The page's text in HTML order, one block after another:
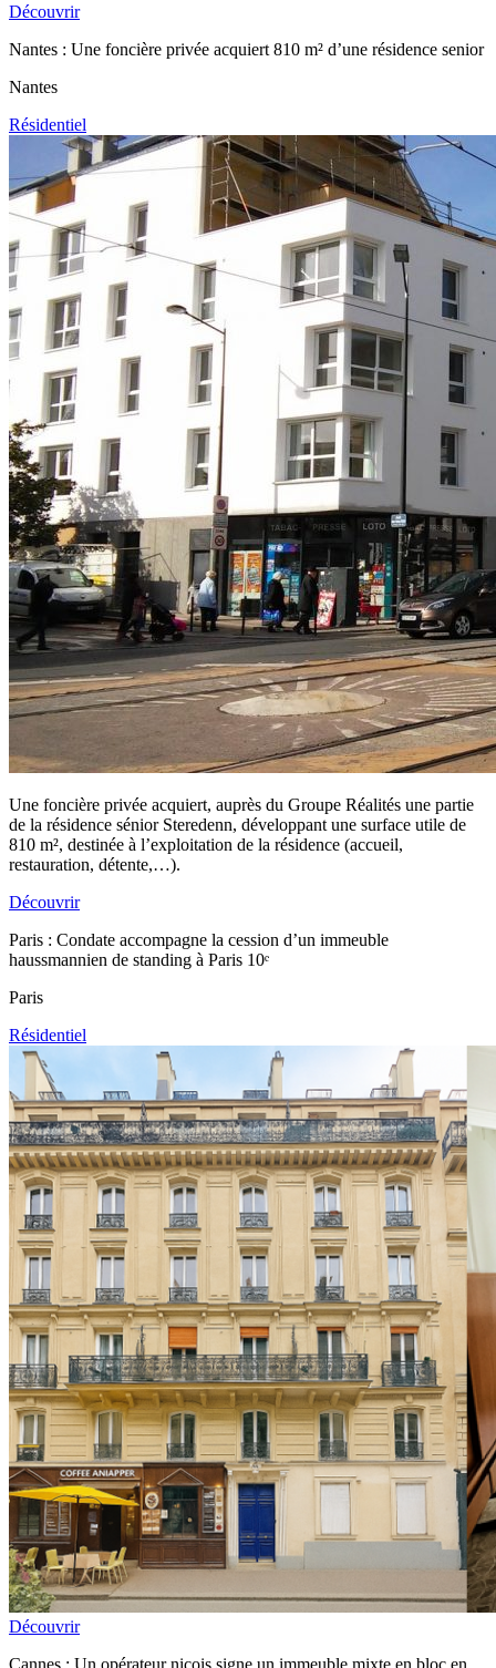
Découvrir
Nantes : Une foncière privée acquiert 810 m² d’une résidence senior
Nantes
Résidentiel
Une foncière privée acquiert, auprès du Groupe Réalités une partie
de la résidence sénior Steredenn, développant une surface utile de
810 m², destinée à l’exploitation de la résidence (accueil,
restauration, détente,…).
Découvrir
Paris : Condate accompagne la cession d’un immeuble
haussmannien de standing à Paris 10ᵉ
Paris
Résidentiel
Découvrir
Cannes : Un opérateur niçois signe un immeuble mixte en bloc en